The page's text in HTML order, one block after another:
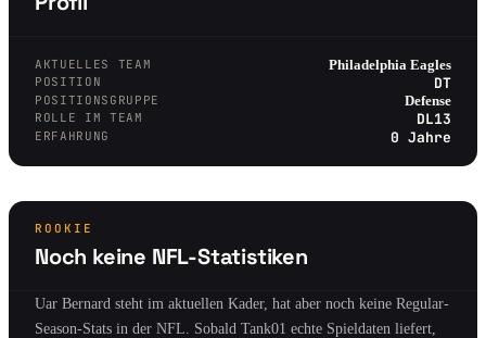
AKTUELLES TEAM Philadelphia Eagles
POSITION DT
POSITIONSGRUPPE Defense
ROLLE IM TEAM DL13
ERFAHRUNG 0 Jahre
ROOKIE
Noch keine NFL-Statistiken
Uar Bernard steht im aktuellen Kader, hat aber noch keine Regular-
Season-Stats in der NFL. Sobald Tank01 echte Spieldaten liefert,